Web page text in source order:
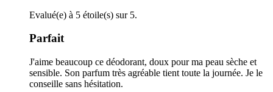
Evalué(e) à 5 étoile(s) sur 5.
Parfait
J'aime beaucoup ce déodorant, doux pour ma peau sèche et
sensible. Son parfum très agréable tient toute la journée. Je le
conseille sans hésitation.